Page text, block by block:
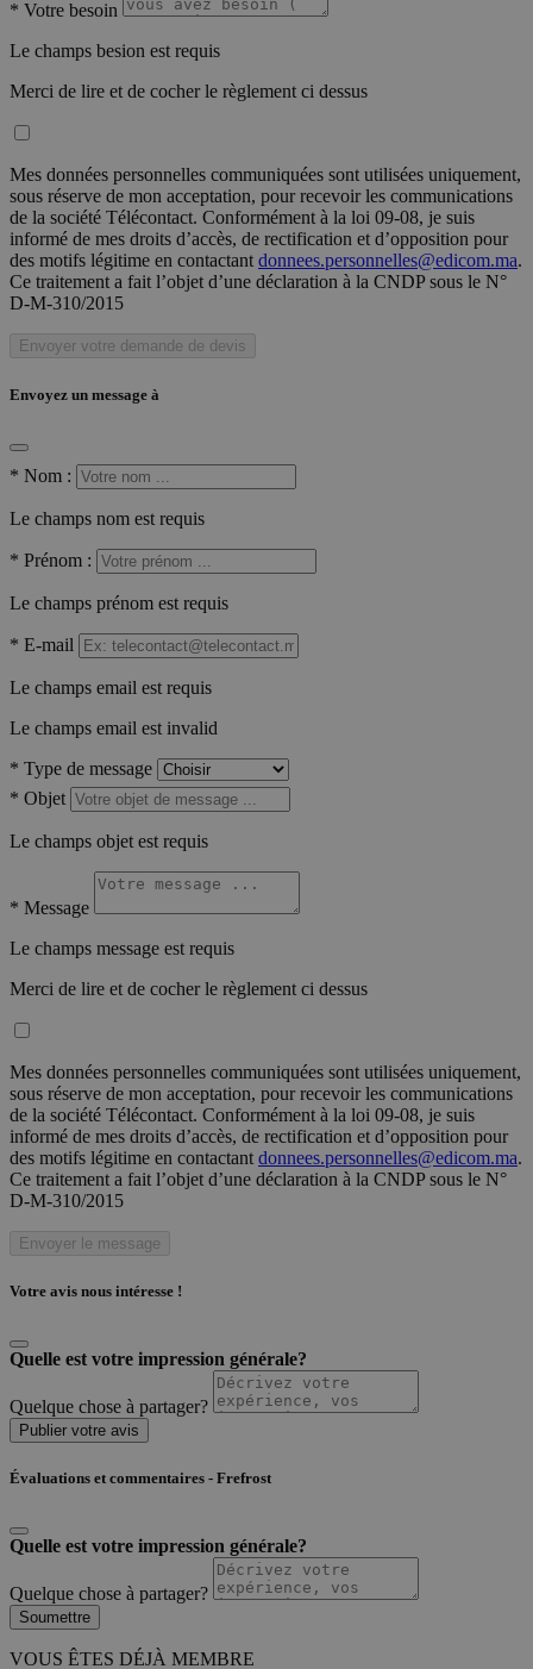
* Votre besoin
Le champs besion est requis
Merci de lire et de cocher le règlement ci dessus
Mes données personnelles communiquées sont utilisées uniquement,
sous réserve de mon acceptation, pour recevoir les communications
de la société Télécontact. Conformément à la loi 09-08, je suis
informé de mes droits d’accès, de rectification et d’opposition pour
des motifs légitime en contactant donnees.personnelles@edicom.ma.
Ce traitement a fait l’objet d’une déclaration à la CNDP sous le N°
D-M-310/2015
Envoyer votre demande de devis
Envoyez un message à
* Nom :
Le champs nom est requis
* Prénom :
Le champs prénom est requis
* E-mail
Le champs email est requis
Le champs email est invalid
* Type de message
* Objet
Le champs objet est requis
* Message
Le champs message est requis
Merci de lire et de cocher le règlement ci dessus
Mes données personnelles communiquées sont utilisées uniquement,
sous réserve de mon acceptation, pour recevoir les communications
de la société Télécontact. Conformément à la loi 09-08, je suis
informé de mes droits d’accès, de rectification et d’opposition pour
des motifs légitime en contactant donnees.personnelles@edicom.ma.
Ce traitement a fait l’objet d’une déclaration à la CNDP sous le N°
D-M-310/2015
Envoyer le message
Votre avis nous intéresse !
Quelle est votre impression générale?
Quelque chose à partager?
Publier votre avis
Évaluations et commentaires - Frefrost
Quelle est votre impression générale?
Quelque chose à partager?
Soumettre
VOUS ÊTES DÉJÀ MEMBRE